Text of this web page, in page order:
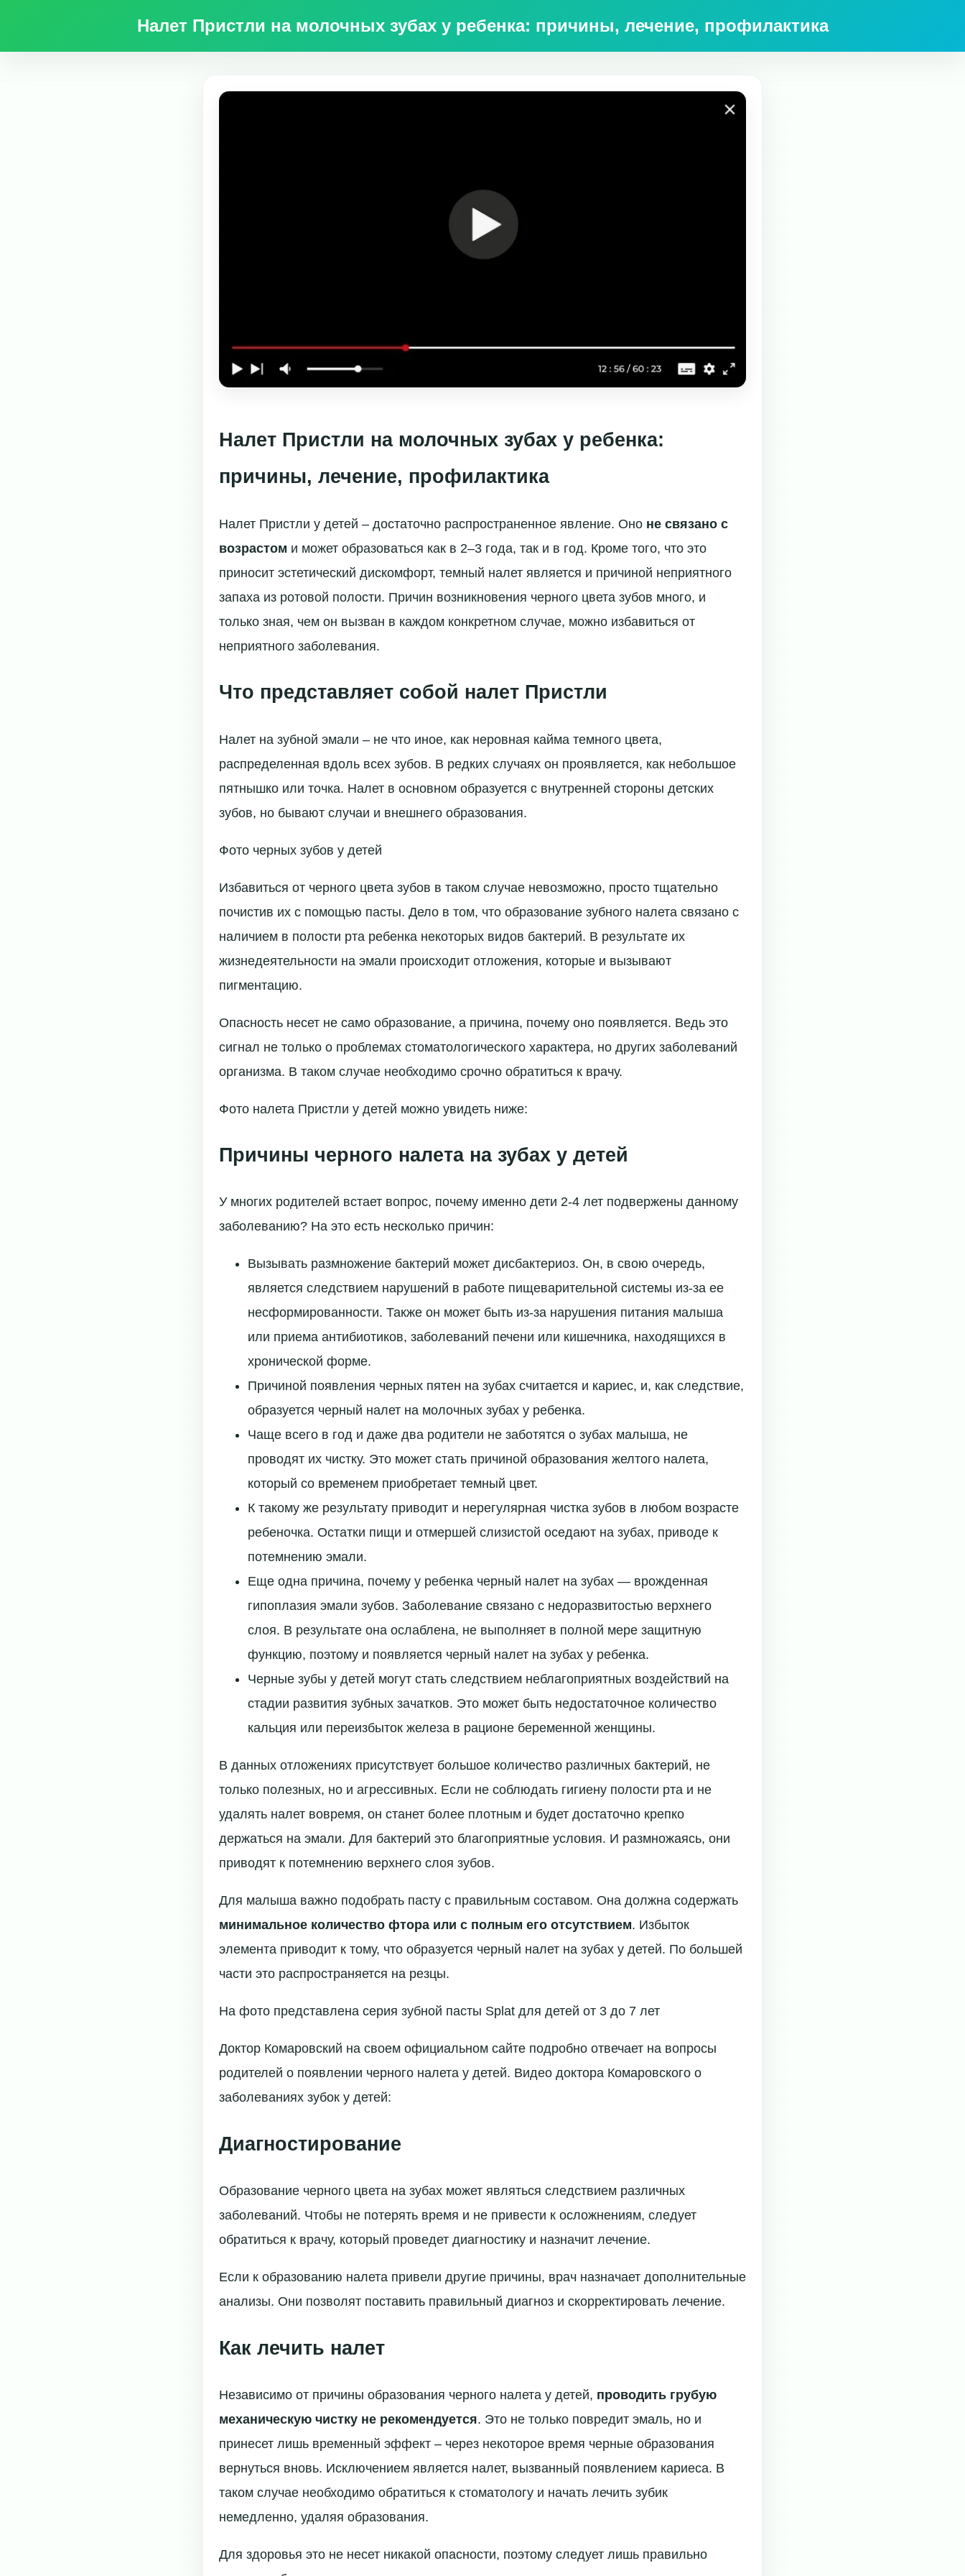
Налет Пристли на молочных зубах у ребенка: причины, лечение, профилактика
Налет Пристли на молочных зубах у ребенка:
причины, лечение, профилактика
Налет Пристли у детей – достаточно распространенное явление. Оно не связано с
возрастом и может образоваться как в 2–3 года, так и в год. Кроме того, что это
приносит эстетический дискомфорт, темный налет является и причиной неприятного
запаха из ротовой полости. Причин возникновения черного цвета зубов много, и
только зная, чем он вызван в каждом конкретном случае, можно избавиться от
неприятного заболевания.
Что представляет собой налет Пристли
Налет на зубной эмали – не что иное, как неровная кайма темного цвета,
распределенная вдоль всех зубов. В редких случаях он проявляется, как небольшое
пятнышко или точка. Налет в основном образуется с внутренней стороны детских
зубов, но бывают случаи и внешнего образования.
Фото черных зубов у детей
Избавиться от черного цвета зубов в таком случае невозможно, просто тщательно
почистив их с помощью пасты. Дело в том, что образование зубного налета связано с
наличием в полости рта ребенка некоторых видов бактерий. В результате их
жизнедеятельности на эмали происходит отложения, которые и вызывают
пигментацию.
Опасность несет не само образование, а причина, почему оно появляется. Ведь это
сигнал не только о проблемах стоматологического характера, но других заболеваний
организма. В таком случае необходимо срочно обратиться к врачу.
Фото налета Пристли у детей можно увидеть ниже:
Причины черного налета на зубах у детей
У многих родителей встает вопрос, почему именно дети 2-4 лет подвержены данному
заболеванию? На это есть несколько причин:
Вызывать размножение бактерий может дисбактериоз. Он, в свою очередь,
является следствием нарушений в работе пищеварительной системы из-за ее
несформированности. Также он может быть из-за нарушения питания малыша
или приема антибиотиков, заболеваний печени или кишечника, находящихся в
хронической форме.
Причиной появления черных пятен на зубах считается и кариес, и, как следствие,
образуется черный налет на молочных зубах у ребенка.
Чаще всего в год и даже два родители не заботятся о зубах малыша, не
проводят их чистку. Это может стать причиной образования желтого налета,
который со временем приобретает темный цвет.
К такому же результату приводит и нерегулярная чистка зубов в любом возрасте
ребеночка. Остатки пищи и отмершей слизистой оседают на зубах, приводе к
потемнению эмали.
Еще одна причина, почему у ребенка черный налет на зубах — врожденная
гипоплазия эмали зубов. Заболевание связано с недоразвитостью верхнего
слоя. В результате она ослаблена, не выполняет в полной мере защитную
функцию, поэтому и появляется черный налет на зубах у ребенка.
Черные зубы у детей могут стать следствием неблагоприятных воздействий на
стадии развития зубных зачатков. Это может быть недостаточное количество
кальция или переизбыток железа в рационе беременной женщины.
В данных отложениях присутствует большое количество различных бактерий, не
только полезных, но и агрессивных. Если не соблюдать гигиену полости рта и не
удалять налет вовремя, он станет более плотным и будет достаточно крепко
держаться на эмали. Для бактерий это благоприятные условия. И размножаясь, они
приводят к потемнению верхнего слоя зубов.
Для малыша важно подобрать пасту с правильным составом. Она должна содержать
минимальное количество фтора или с полным его отсутствием. Избыток
элемента приводит к тому, что образуется черный налет на зубах у детей. По большей
части это распространяется на резцы.
На фото представлена серия зубной пасты Splat для детей от 3 до 7 лет
Доктор Комаровский на своем официальном сайте подробно отвечает на вопросы
родителей о появлении черного налета у детей. Видео доктора Комаровского о
заболеваниях зубок у детей:
Диагностирование
Образование черного цвета на зубах может являться следствием различных
заболеваний. Чтобы не потерять время и не привести к осложнениям, следует
обратиться к врачу, который проведет диагностику и назначит лечение.
Если к образованию налета привели другие причины, врач назначает дополнительные
анализы. Они позволят поставить правильный диагноз и скорректировать лечение.
Как лечить налет
Независимо от причины образования черного налета у детей, проводить грубую
механическую чистку не рекомендуется. Это не только повредит эмаль, но и
принесет лишь временный эффект – через некоторое время черные образования
вернуться вновь. Исключением является налет, вызванный появлением кариеса. В
таком случае необходимо обратиться к стоматологу и начать лечить зубик
немедленно, удаляя образования.
Для здоровья это не несет никакой опасности, поэтому следует лишь правильно